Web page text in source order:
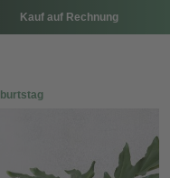
Kauf auf Rechnung